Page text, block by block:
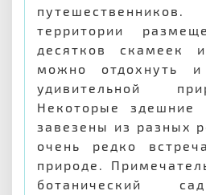
территории
десятков скамеек
можно отдохнуть и
удивительной
Некоторые здешние
завезены из разных
очень редко
природе.
ботанический